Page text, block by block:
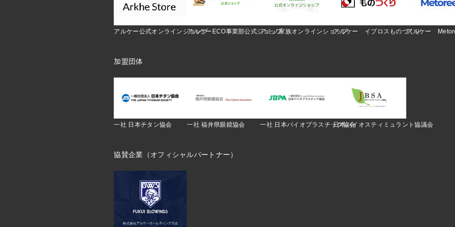
アルケー公式オンラインショップアルケーECO事業部公式ショップアミノ家族オンラインショップアルケー イプロスものづくり
アルケー
加盟団体
一社 日本チタン協会 一社 福井県眼鏡協会 一社 日本バイオプラスチック協会日本バイオスティミュラント協議会
協賛企業（オフィシャルパートナー）